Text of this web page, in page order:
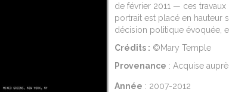
de février 2011 — ces
portrait est placé en hauteur
décision politique évoquée,
Crédits : ©Mary Temple
Provenance : Acquise
Année : 2007-2012